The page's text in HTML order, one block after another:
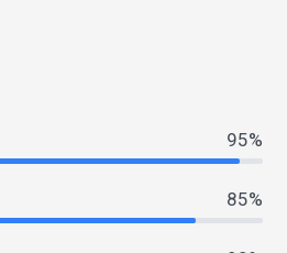
95%
85%